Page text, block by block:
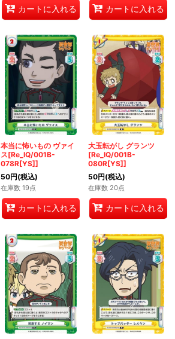
カートに入れる カートに入れる
本当に怖いもの ヴァイ
ス[Re_IQ/001B-
078R[YS]]
50円(税込)
在庫数 19点
カートに入れる
大玉転がし グランツ
[Re_IQ/001B-
080R[YS]]
50円(税込)
在庫数 20点
カートに入れる